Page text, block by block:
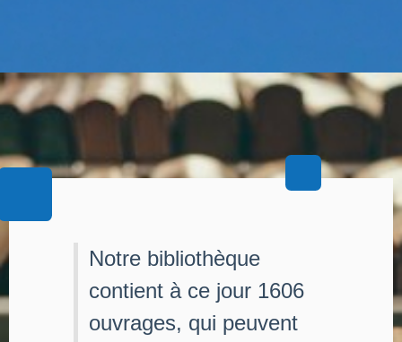
Notre bibliothèque
contient à ce jour 1606
ouvrages, qui peuvent